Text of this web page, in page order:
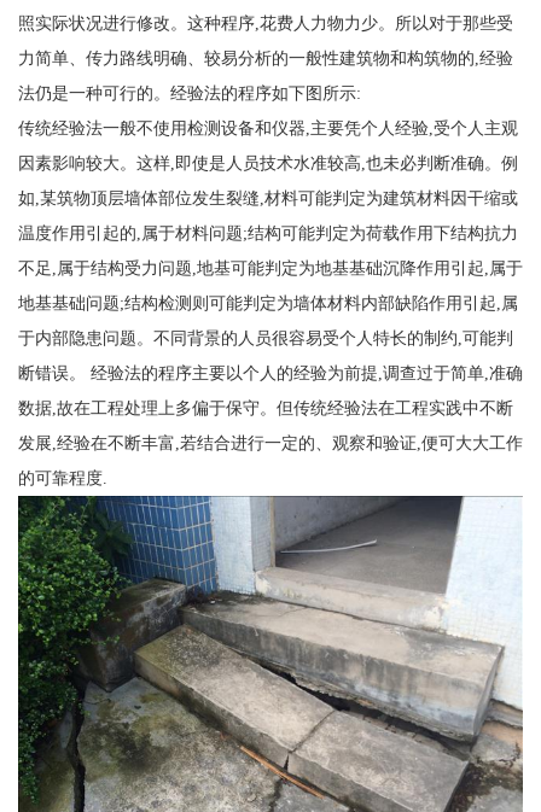
照实际状况进行修改。这种程序,花费人力物力少。所以对于那些受
力简单、传力路线明确、较易分析的一般性建筑物和构筑物的,经验
法仍是一种可行的。经验法的程序如下图所示:
传统经验法一般不使用检测设备和仪器,主要凭个人经验,受个人主观
因素影响较大。这样,即使是人员技术水准较高,也未必判断准确。例
如,某筑物顶层墙体部位发生裂缝,材料可能判定为建筑材料因干缩或
温度作用引起的,属于材料问题;结构可能判定为荷载作用下结构抗力
不足,属于结构受力问题,地基可能判定为地基基础沉降作用引起,属于
地基基础问题;结构检测则可能判定为墙体材料内部缺陷作用引起,属
于内部隐患问题。不同背景的人员很容易受个人特长的制约,可能判
断错误。 经验法的程序主要以个人的经验为前提,调查过于简单,准确
数据,故在工程处理上多偏于保守。但传统经验法在工程实践中不断
发展,经验在不断丰富,若结合进行一定的、观察和验证,便可大大工作
的可靠程度.